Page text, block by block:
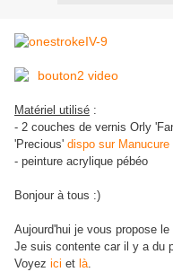
Matériel utilisé :
- 2 couches de vernis Orly
'Precious' dispo sur Manucure
- peinture acrylique pébéo
Bonjour à tous :)
Aujourd'hui je vous propose
Je suis contente car il y a du
Voyez ici et là.